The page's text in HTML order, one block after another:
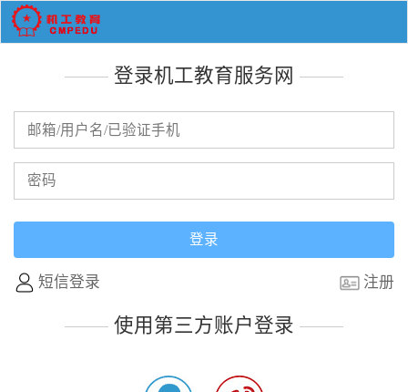
登录机工教育服务网
短信登录 注册
使用第三方账户登录